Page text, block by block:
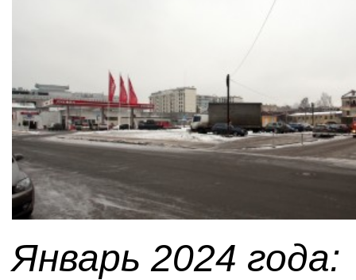
Январь 2024 года: